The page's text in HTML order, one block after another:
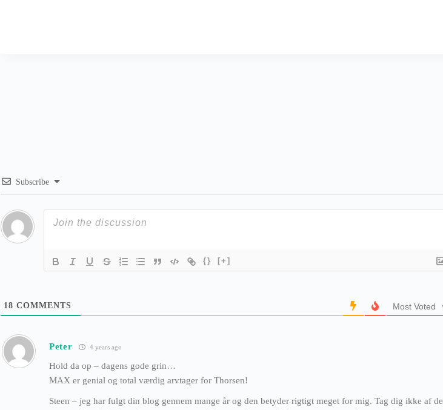
Subscribe
{} [+]
18 COMMENTS Most Voted
Peter 4 years ago
Hold da op – dagens gode grin…
MAX er genial og total værdig arvtager for Thorsen!
Steen – jeg har fulgt din blog gennem mange år og den betyder rigtigt meget for mig. Tag dig ikke af de